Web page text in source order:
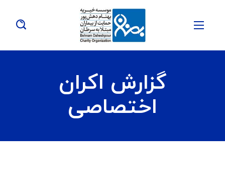
گزارش اکران
اختصاصی